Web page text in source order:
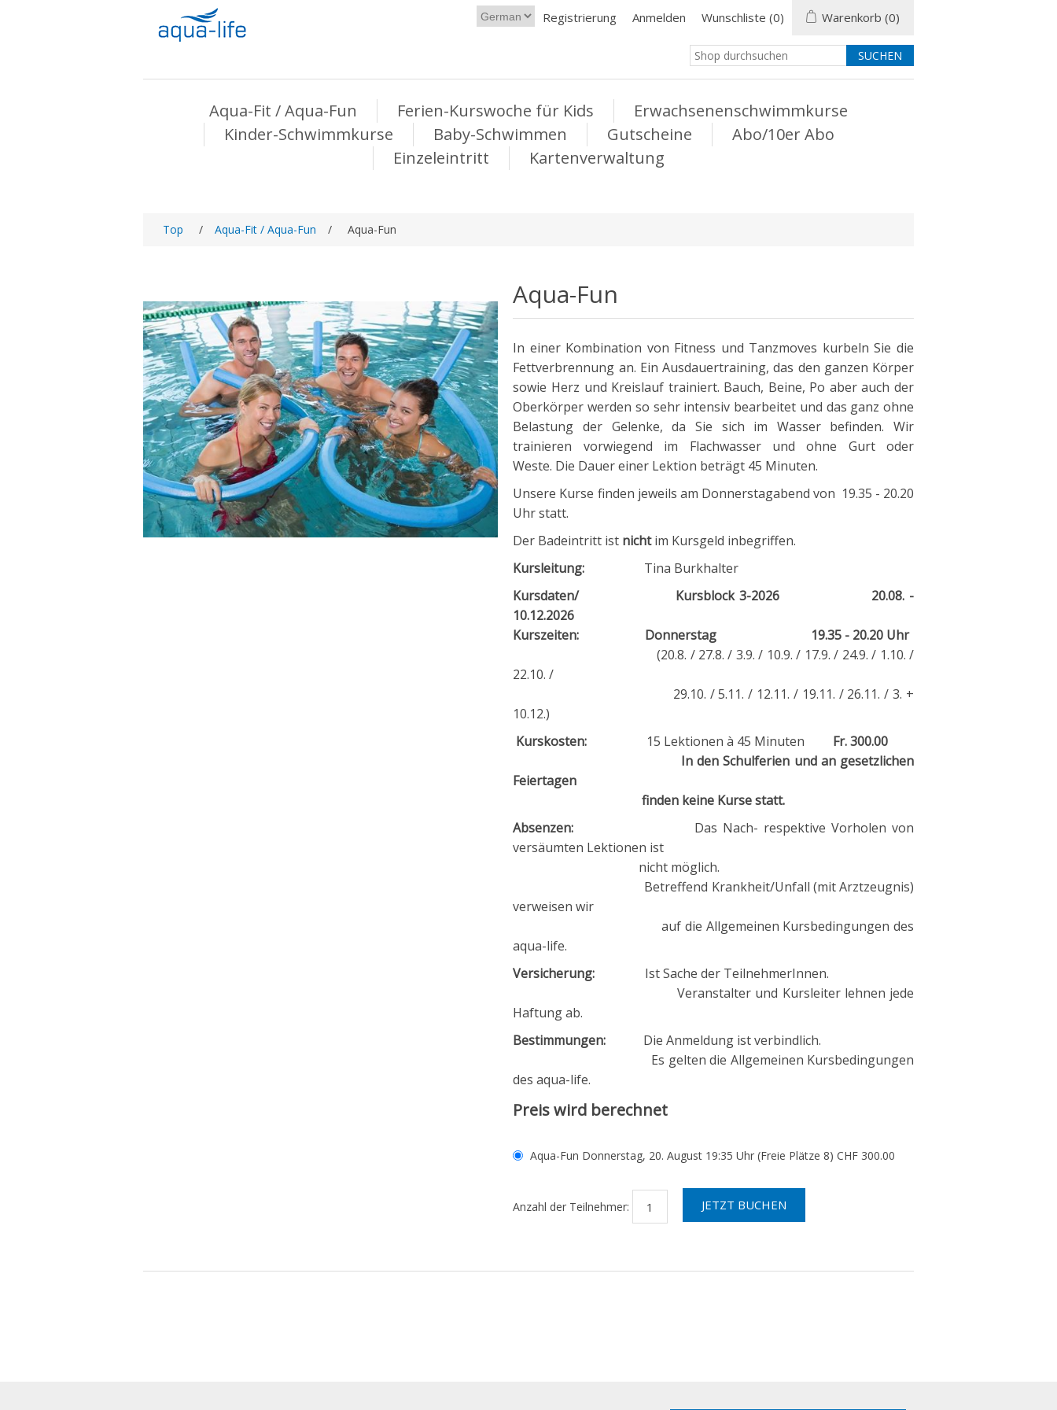
Registrierung Anmelden Wunschliste (0) Warenkorb (0)
Aqua-Fit / Aqua-Fun Ferien-Kurswoche für Kids
Erwachsenenschwimmkurse
Kinder-Schwimmkurse
Baby-Schwimmen Gutscheine
Abo/10er Abo
Einzeleintritt
Kartenverwaltung
Top / Aqua-Fit / Aqua-Fun / Aqua-Fun
Aqua-Fun
In einer Kombination von Fitness und Tanzmoves kurbeln Sie die
Fettverbrennung an. Ein Ausdauertraining, das den ganzen Körper
sowie Herz und Kreislauf trainiert. Bauch, Beine, Po aber auch der
Oberkörper werden so sehr intensiv bearbeitet und das ganz ohne
Belastung der Gelenke, da Sie sich im Wasser befinden. Wir
trainieren vorwiegend im Flachwasser und ohne Gurt oder
Weste. Die Dauer einer Lektion beträgt 45 Minuten.
Unsere Kurse finden jeweils am Donnerstagabend von 19.35 - 20.20
Uhr statt.
Der Badeintritt ist nichtim Kursgeld inbegriffen.
Kursleitung: Tina Burkhalter
Kursdaten/
Kursblock 3-2026
20.08. -
10.12.2026
Kurszeiten:
Donnerstag 19.35 - 20.20 Uhr
(20.8. / 27.8. / 3.9. / 10.9. / 17.9. / 24.9. / 1.10. /
22.10. /
29.10. / 5.11. / 12.11. / 19.11. / 26.11. / 3. +
10.12.)
Kurskosten: 15 Lektionen à 45 Minuten Fr. 300.00
In den Schulferien und an gesetzlichen
Feiertagen
finden keine Kurse statt.
Absenzen: Das Nach- respektive Vorholen von
versäumten Lektionen ist
nicht möglich.
Betreffend Krankheit/Unfall (mit Arztzeugnis)
verweisen wir
auf die Allgemeinen Kursbedingungen des
aqua-life.
Versicherung: Ist Sache der TeilnehmerInnen.
Veranstalter und Kursleiter lehnen jede
Haftung ab.
Bestimmungen: Die Anmeldung ist verbindlich.
Es gelten die Allgemeinen Kursbedingungen
des aqua-life.
Preis wird berechnet
Aqua-Fun Donnerstag, 20. August 19:35 Uhr (Freie Plätze 8) CHF 300.00
Anzahl der Teilnehmer: